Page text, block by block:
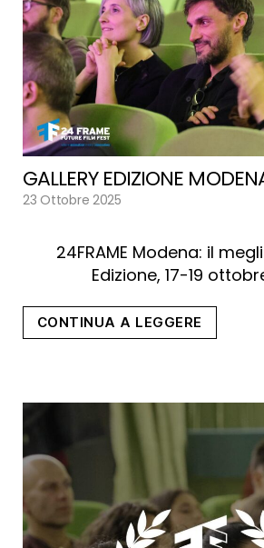
GALLERY EDIZIONE
23 Ottobre 2025
24FRAME Modena: il
Edizione, 17-19
CONTINUA A LEGGERE